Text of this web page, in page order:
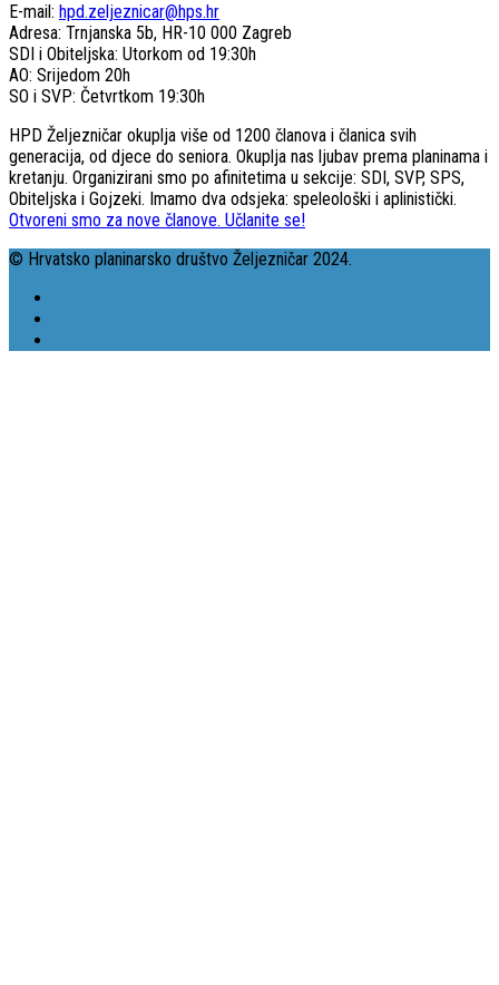
E-mail: hpd.zeljeznicar@hps.hr
Adresa: Trnjanska 5b, HR-10 000 Zagreb
SDI i Obiteljska: Utorkom od 19:30h
AO: Srijedom 20h
SO i SVP: Četvrtkom 19:30h
HPD Željezničar okuplja više od 1200 članova i članica svih
generacija, od djece do seniora. Okuplja nas ljubav prema planinama i
kretanju. Organizirani smo po afinitetima u sekcije: SDI, SVP, SPS,
Obiteljska i Gojzeki. Imamo dva odsjeka: speleološki i aplinistički.
Otvoreni smo za nove članove. Učlanite se!
© Hrvatsko planinarsko društvo Željezničar 2024.